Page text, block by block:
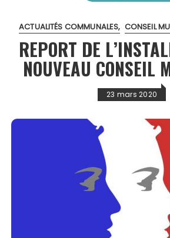
ACTUALITÉS COMMUNALES CONSEIL
REPORT DE
NOUVEAU CONSEIL
23 mars 2020